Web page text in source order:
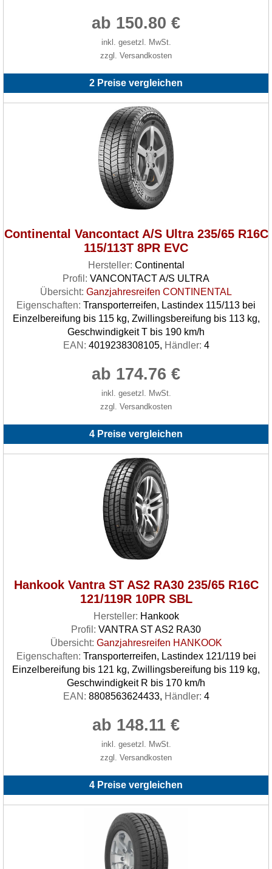
ab 150.80 €
inkl. gesetzl. MwSt.
zzgl. Versandkosten
2 Preise vergleichen
Continental Vancontact A/S Ultra 235/65 R16C
115/113T 8PR EVC
Hersteller: Continental
Profil: VANCONTACT A/S ULTRA
Übersicht: Ganzjahresreifen CONTINENTAL
Eigenschaften: Transporterreifen, Lastindex 115/113 bei
Einzelbereifung bis 115 kg, Zwillingsbereifung bis 113 kg,
Geschwindigkeit T bis 190 km/h
EAN: 4019238308105, Händler: 4
ab 174.76 €
inkl. gesetzl. MwSt.
zzgl. Versandkosten
4 Preise vergleichen
Hankook Vantra ST AS2 RA30 235/65 R16C
121/119R 10PR SBL
Hersteller: Hankook
Profil: VANTRA ST AS2 RA30
Übersicht: Ganzjahresreifen HANKOOK
Eigenschaften: Transporterreifen, Lastindex 121/119 bei
Einzelbereifung bis 121 kg, Zwillingsbereifung bis 119 kg,
Geschwindigkeit R bis 170 km/h
EAN: 8808563624433, Händler: 4
ab 148.11 €
inkl. gesetzl. MwSt.
zzgl. Versandkosten
4 Preise vergleichen